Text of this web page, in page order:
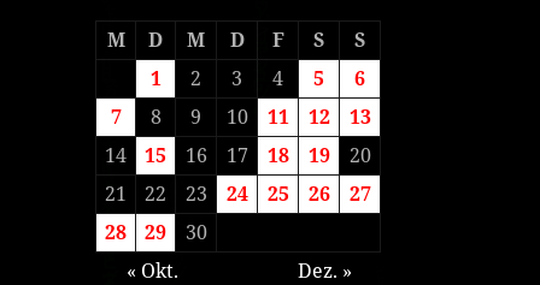
M D M D F S
S
1
2 3 4 5
6
7
8 9 10 11 12
13
14
15 16 17 18 19
20
21
22 23 24 25 26
27
28
29
30
« Okt.
Dez. »